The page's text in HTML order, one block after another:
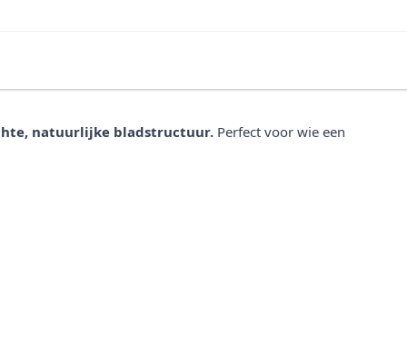
natuurlijke bladstructuur. Perfect voor wie een